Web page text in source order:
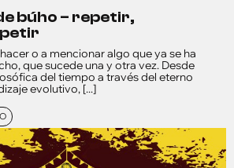
o a mencionar algo que ya se ha
que sucede una y otra vez. Desde
del tiempo a través del eterno
evolutivo, [...]